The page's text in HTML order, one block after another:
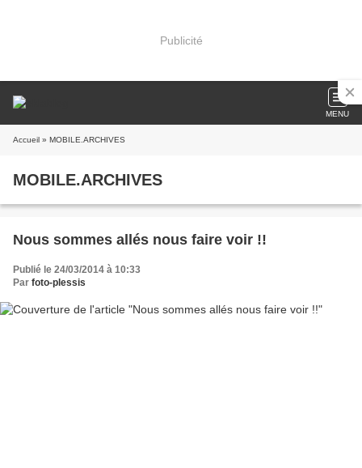
Publicité
MENU
Accueil » MOBILE.ARCHIVES
MOBILE.ARCHIVES
Nous sommes allés nous faire voir !!
Publié le 24/03/2014 à 10:33
Par foto-plessis